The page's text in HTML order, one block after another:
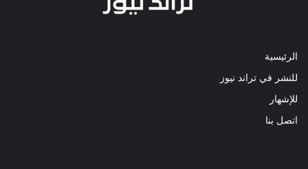
الرئيسية
للنشر في تراند نيوز
للإشهار
اتصل بنا